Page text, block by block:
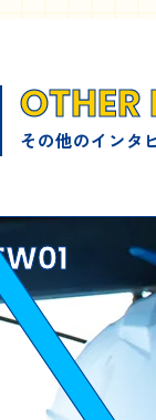
その他のインタ